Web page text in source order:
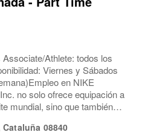
Athlete: todos los
Viernes y Sábados
en NIKE
no solo ofrece equipación a
mundial, sino que también
los límites de lo posible.
Cataluña 08840